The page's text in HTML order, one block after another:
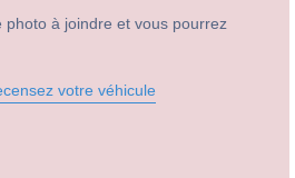
photo à joindre et vous pourrez
votre véhicule